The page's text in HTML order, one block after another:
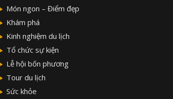
Món ngon – Điểm đẹp
Khám phá
Kinh nghiệm du lịch
Tổ chức sự kiện
Lễ hội bốn phương
Tour du lịch
Sức khỏe